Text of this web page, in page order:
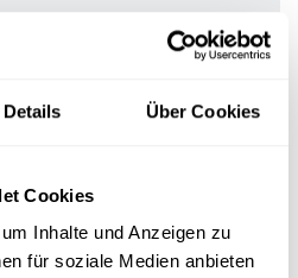
Details Über Cookies
Cookies
Inhalte und Anzeigen zu
für soziale Medien anbieten